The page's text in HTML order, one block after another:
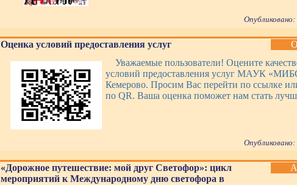
Оценка условий предоставления услуг
Уважаемые пользователи! Оцените
условий предоставления услуг МАУК
Кемерово. Просим Вас перейти по ссылке
по QR. Ваша оценка поможет нам стать
«Дорожное путешествие: мой друг Светофор»: цикл
мероприятий к Международному дню светофора в